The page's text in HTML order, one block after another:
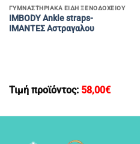
ΓΥΜΝΑΣΤΗΡΙΑΚΑ ΕΙΔΗ ΞΕΝΟΔΟΧΕΙΟΥ
IMBODY Ankle straps-
IMANTEΣ Αστραγαλου
Τιμή προϊόντος: 58,00€